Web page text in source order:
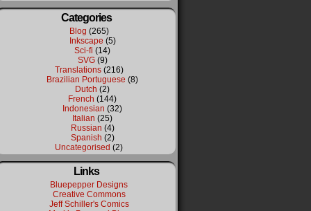
Categories
Blog (265)
Inkscape (5)
Sci-fi (14)
SVG(9)
Translations(216)
Brazilian Portuguese (8)
Dutch (2)
French (144)
Indonesian (32)
Italian (25)
Russian (4)
Spanish (2)
Uncategorised (2)
Links
Bluepepper Designs
Creative Commons
Jeff Schiller's Comics